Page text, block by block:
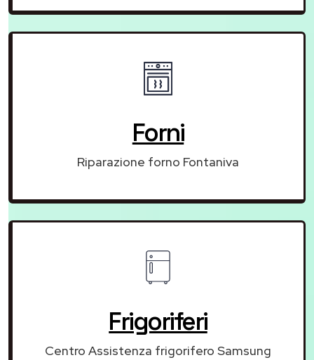
Forni
Riparazione forno Fontaniva
Frigoriferi
Centro Assistenza frigorifero Samsung